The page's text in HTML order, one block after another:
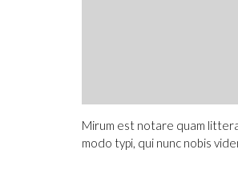
Mirum est notare quam
modo typi, qui nunc nobis